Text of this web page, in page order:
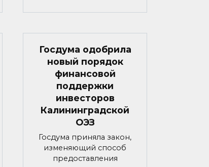
Госдума одобрила
новый порядок
финансовой
поддержки
инвесторов
Калининградской
ОЭЗ
Госдума приняла закон,
изменяющий способ
предоставления